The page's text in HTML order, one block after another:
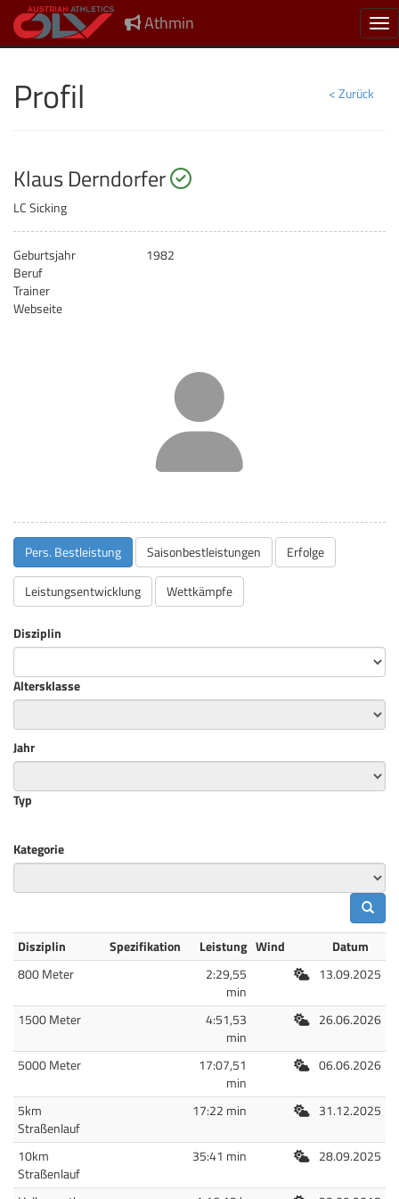
Athmin
< Zurück
Profil
Klaus Derndorfer startberechtigt
LC Sicking
Geburtsjahr
1982
Beruf
Trainer
Webseite
Pers. Bestleistung Saisonbestleistungen Erfolge
Leistungsentwicklung Wettkämpfe
Disziplin
Altersklasse
Jahr
Typ
Kategorie
Disziplin Spezifikation Leistung Wind
Datum
800 Meter
2:29,55
min
Freiluft
13.09.2025
1500 Meter
4:51,53
min
Freiluft
26.06.2026
5000 Meter
17:07,51
min
Freiluft
06.06.2026
5km
Straßenlauf
17:22 min Freiluft
31.12.2025
10km
Straßenlauf
35:41 min Freiluft
28.09.2025